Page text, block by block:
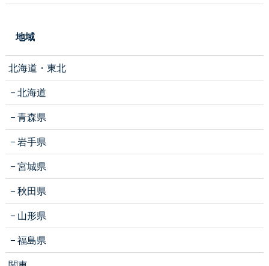
地域
北海道・東北
北海道
青森県
岩手県
宮城県
秋田県
山形県
福島県